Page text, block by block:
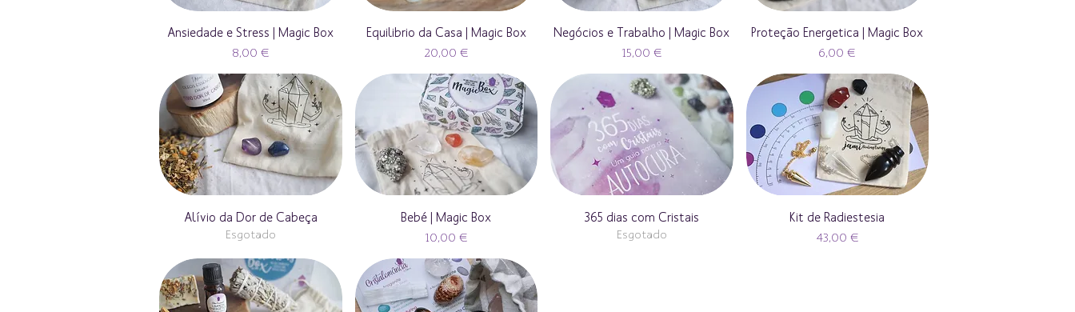
Ansiedade e Stress | Magic Box
Preço
8,00 €
Equilibrio da Casa | Magic Box
Preço
20,00 €
Negócios e Trabalho | Magic Box
Preço
15,00 €
Proteção Energetica | Magic Box
Preço
6,00 €
Alívio da Dor de Cabeça
Esgotado
Bebé | Magic Box
Preço
10,00 €
365 dias com Cristais
Esgotado
Kit de Radiestesia
Preço
43,00 €